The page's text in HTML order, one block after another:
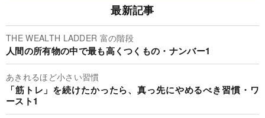
最新記事
THE WEALTH LADDER 富の階段
人間の所有物の中で最も高くつくもの・ナンバー1
あきれるほど小さい習慣
「筋トレ」を続けたかったら、真っ先にやめるべき習慣・ワ
ースト1